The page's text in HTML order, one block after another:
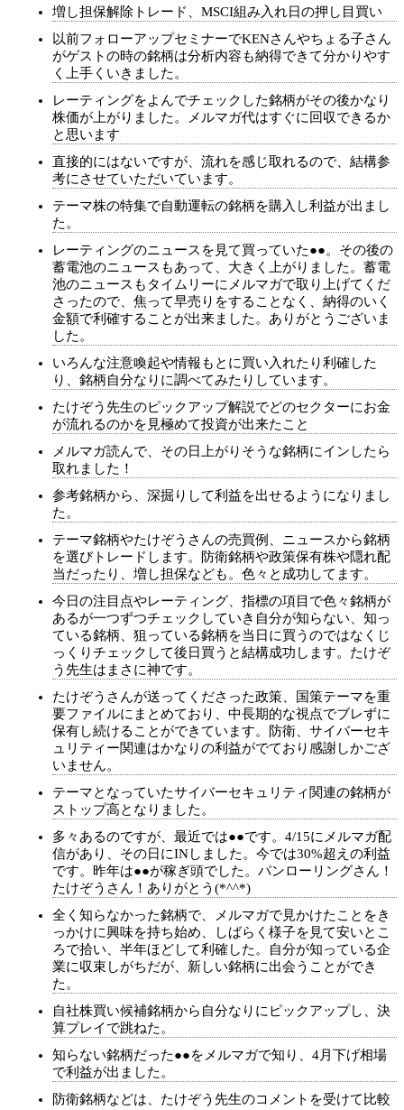
増し担保解除トレード、MSCI組み入れ日の押し目買い
以前フォローアップセミナーでKENさんやちょる子さん
がゲストの時の銘柄は分析内容も納得できて分かりやす
く上手くいきました。
レーティングをよんでチェックした銘柄がその後かなり
株価が上がりました。メルマガ代はすぐに回収できるか
と思います
直接的にはないですが、流れを感じ取れるので、結構参
考にさせていただいています。
テーマ株の特集で自動運転の銘柄を購入し利益が出まし
た。
レーティングのニュースを見て買っていた●●。その後の
蓄電池のニュースもあって、大きく上がりました。蓄電
池のニュースもタイムリーにメルマガで取り上げてくだ
さったので、焦って早売りをすることなく、納得のいく
金額で利確することが出来ました。ありがとうございま
した。
いろんな注意喚起や情報もとに買い入れたり利確した
り、銘柄自分なりに調べてみたりしています。
たけぞう先生のピックアップ解説でどのセクターにお金
が流れるのかを見極めて投資が出来たこと
メルマガ読んで、その日上がりそうな銘柄にインしたら
取れました！
参考銘柄から、深掘りして利益を出せるようになりまし
た。
テーマ銘柄やたけぞうさんの売買例、ニュースから銘柄
を選びトレードします。防衛銘柄や政策保有株や隠れ配
当だったり、増し担保なども。色々と成功してます。
今日の注目点やレーティング、指標の項目で色々銘柄が
あるが一つずつチェックしていき自分が知らない、知っ
ている銘柄、狙っている銘柄を当日に買うのではなくじ
っくりチェックして後日買うと結構成功します。たけぞ
う先生はまさに神です。
たけぞうさんが送ってくださった政策、国策テーマを重
要ファイルにまとめており、中長期的な視点でブレずに
保有し続けることができています。防衛、サイバーセキ
ュリティー関連はかなりの利益がでており感謝しかござ
いません。
テーマとなっていたサイバーセキュリティ関連の銘柄が
ストップ高となりました。
多々あるのですが、最近では●●です。4/15にメルマガ配
信があり、その日にINしました。今では30%超えの利益
です。昨年は●●が稼ぎ頭でした。パンローリングさん！
たけぞうさん！ありがとう(*^^*)
全く知らなかった銘柄で、メルマガで見かけたことをき
っかけに興味を持ち始め、しばらく様子を見て安いとこ
ろで拾い、半年ほどして利確した。自分が知っている企
業に収束しがちだが、新しい銘柄に出会うことができ
た。
自社株買い候補銘柄から自分なりにピックアップし、決
算プレイで跳ねた。
知らない銘柄だった●●をメルマガで知り、4月下げ相場
で利益が出ました。
防衛銘柄などは、たけぞう先生のコメントを受けて比較